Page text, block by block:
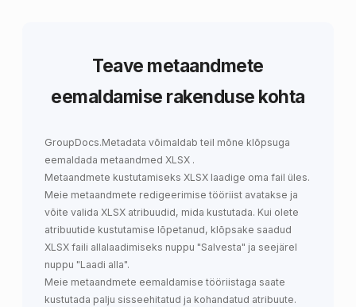
Teave metaandmete
eemaldamise rakenduse kohta
GroupDocs.Metadata võimaldab teil mõne klõpsuga
eemaldada metaandmed XLSX .
Metaandmete kustutamiseks XLSX laadige oma fail üles.
Meie metaandmete redigeerimise tööriist avatakse ja
võite valida XLSX atribuudid, mida kustutada. Kui olete
atribuutide kustutamise lõpetanud, klõpsake saadud
XLSX faili allalaadimiseks nuppu "Salvesta" ja seejärel
nuppu "Laadi alla".
Meie metaandmete eemaldamise tööriistaga saate
kustutada palju sisseehitatud ja kohandatud atribuute.